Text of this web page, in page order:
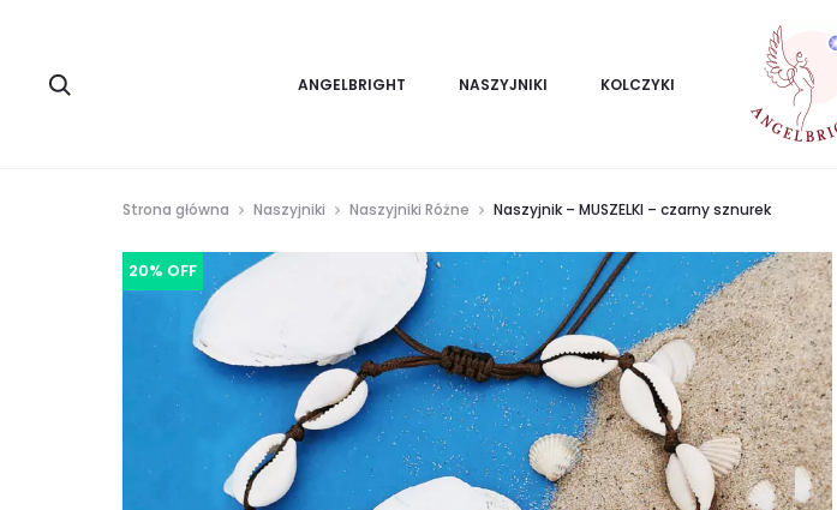
ANGELBRIGHT NASZYJNIKI KOLCZYKI
Strona główna Naszyjniki Naszyjniki Różne Naszyjnik – MUSZELKI – czarny sznurek
20% OFF